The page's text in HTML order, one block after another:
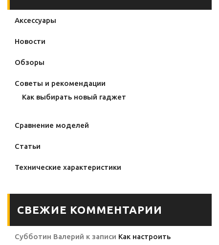
Аксессуары
Новости
Обзоры
Советы и рекомендации
Как выбирать новый гаджет
Сравнение моделей
Статьи
Технические характеристики
СВЕЖИЕ КОММЕНТАРИИ
Субботин Валерий к записи Как настроить